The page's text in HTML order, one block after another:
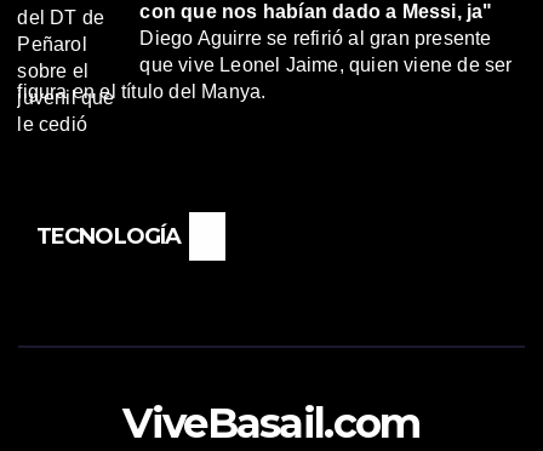
con que nos habían dado a Messi, ja"
Diego Aguirre se refirió al gran presente
que vive Leonel Jaime, quien viene de ser
figura en el título del Manya.
TECNOLOGÍA
ViveBasail.com